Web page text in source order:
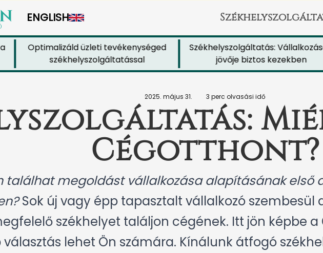
ENGLISH
Optimalizáld üzleti tevékenységed
székhelyszolgáltatással
Székhelyszolgáltatás: Vállalkozásod
jövője biztos kezekben
2025. május 31. 3 perc olvasási idő
Cégotthont?
találhat megoldást vállalkozása alapításának első
Sok új vagy épp tapasztalt vállalkozó szembesül
székhelyet találjon cégének. Itt jön képbe
választás lehet Ön számára. Kínálunk átfogó